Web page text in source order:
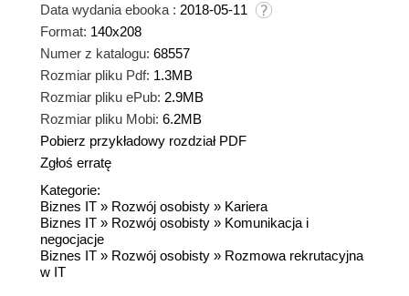
Data wydania ebooka : 2018-05-11
Format: 140x208
Numer z katalogu: 68557
Rozmiar pliku Pdf: 1.3MB
Rozmiar pliku ePub: 2.9MB
Rozmiar pliku Mobi: 6.2MB
Pobierz przykładowy rozdział PDF
Zgłoś erratę
Kategorie:
Biznes IT » Rozwój osobisty » Kariera
Biznes IT » Rozwój osobisty » Komunikacja i
negocjacje
Biznes IT » Rozwój osobisty » Rozmowa rekrutacyjna
w IT